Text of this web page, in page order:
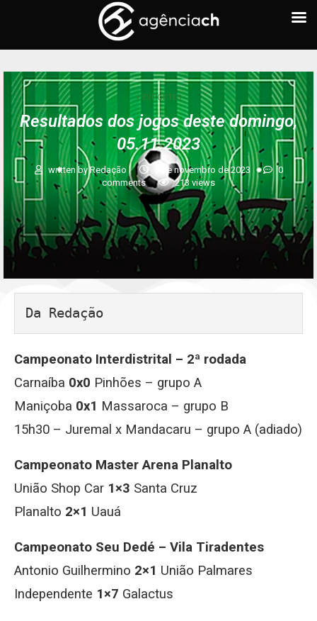
+ ESPORTES
Resultados dos jogos deste domingo,
05.11.2023
written byRedação 5 de novembro de 2023
0
comments
213 views
Da Redação
Campeonato Interdistrital – 2ª rodada
Carnaíba 0x0 Pinhões – grupo A
Maniçoba 0x1 Massaroca – grupo B
15h30 – Juremal x Mandacaru – grupo A (adiado)
Campeonato Master Arena Planalto
União Shop Car 1×3 Santa Cruz
Planalto 2×1 Uauá
Campeonato Seu Dedé – Vila Tiradentes
Antonio Guilhermino 2×1 União Palmares
Independente 1×7 Galactus